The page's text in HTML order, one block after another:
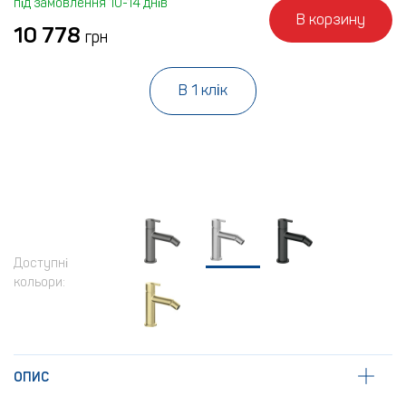
під замовлення 10-14 днів
10 778 грн
В корзину
В 1 клік
Доступні
кольори:
ОПИС